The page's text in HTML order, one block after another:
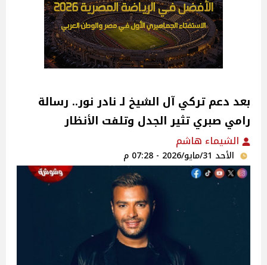
بعد دعم تركي آل الشيخ لـ نادر نور.. رسالة
رامي صبري تثير الجدل وتلفت الأنظار
الشيماء هاشم
الأحد 31/مايو/2026 - 07:28 م